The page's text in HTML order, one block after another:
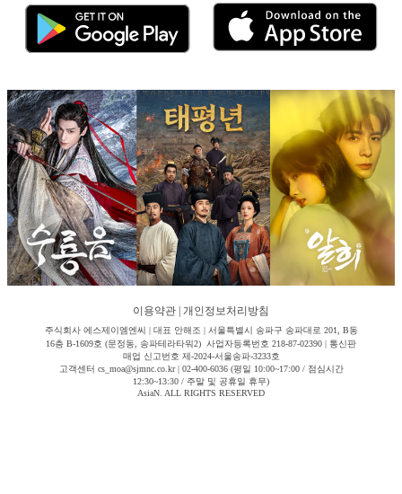
이용약관 개인정보처리방침
주식회사 에스제이엠엔씨 | 대표 안해조 | 서울특별시 송파구 송파대로 201, B동
16층 B-1609호 (문정동, 송파테라타워2) 사업자등록번호 218-87-02390 | 통신판
매업 신고번호 제-2024-서울송파-3233호
고객센터 cs_moa@sjmnc.co.kr | 02-400-6036 (평일 10:00~17:00 / 점심시간
12:30~13:30 / 주말 및 공휴일 휴무)
AsiaN. ALL RIGHTS RESERVED